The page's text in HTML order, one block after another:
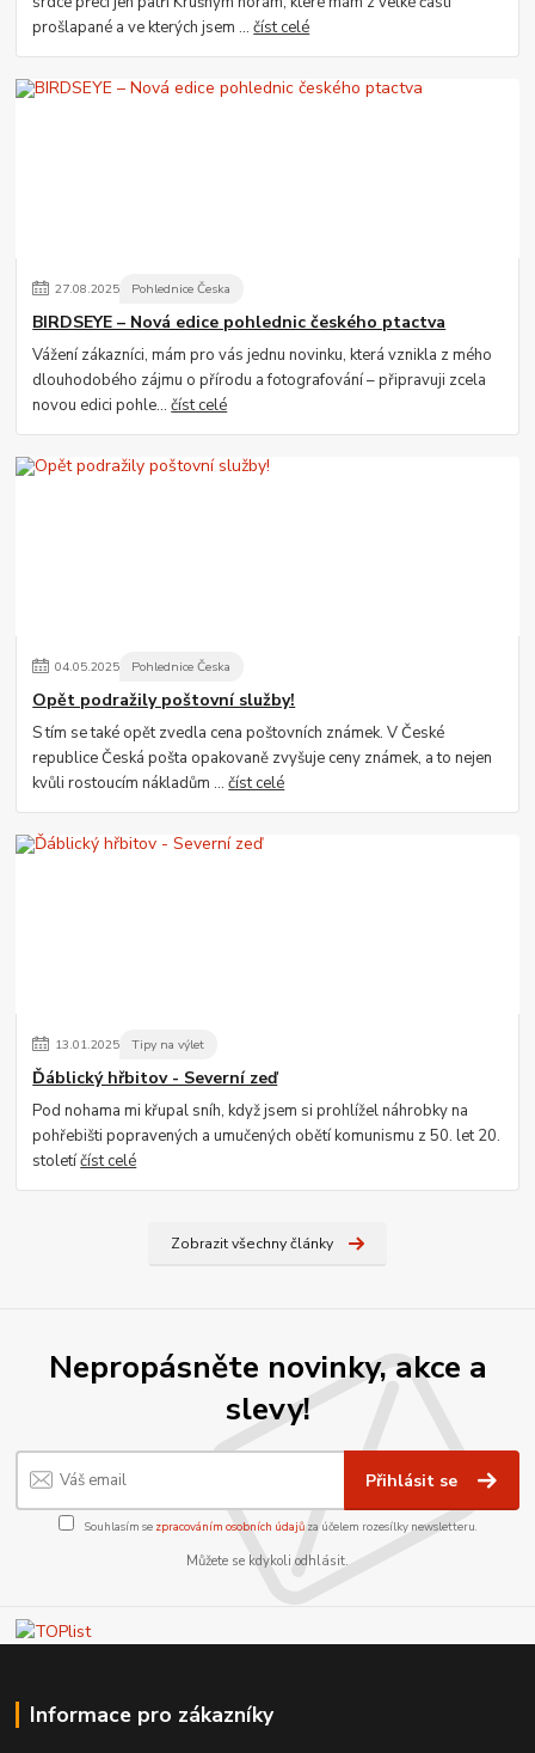
prošlapané a ve kterých jsem ...číst celé
27.08.2025 Pohlednice Česka
BIRDSEYE – Nová edice pohlednic českého ptactva
Vážení zákazníci, mám pro vás jednu novinku, která vznikla z mého
dlouhodobého zájmu o přírodu a fotografování – připravuji zcela
novou edici pohle...číst celé
04.05.2025 Pohlednice Česka
Opět podražily poštovní služby!
S tím se také opět zvedla cena poštovních známek. V České
republice Česká pošta opakovaně zvyšuje ceny známek, a to nejen
kvůli rostoucím nákladům ...číst celé
13.01.2025 Tipy na výlet
Ďáblický hřbitov - Severní zeď
Pod nohama mi křupal sníh, když jsem si prohlížel náhrobky na
pohřebišti popravených a umučených obětí komunismu z 50. let 20.
stoletíčíst celé
Zobrazit všechny články
Nepropásněte novinky, akce a
slevy!
Přihlásit se
Souhlasím se zpracováním osobních údajůza účelem rozesílky newsletteru.
Můžete se kdykoli odhlásit.
Informace pro zákazníky